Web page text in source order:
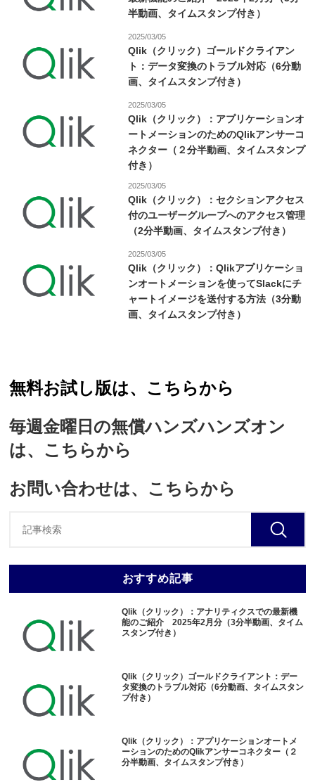
半動画、タイムスタンプ付き）
2025/03/05
Qlik（クリック）ゴールドクライアン
ト：データ変換のトラブル対応（6分動
画、タイムスタンプ付き）
2025/03/05
Qlik（クリック）：アプリケーションオ
ートメーションのためのQlikアンサーコ
ネクター（２分半動画、タイムスタンプ
付き）
2025/03/05
Qlik（クリック）：セクションアクセス
付のユーザーグループへのアクセス管理
（2分半動画、タイムスタンプ付き）
2025/03/05
Qlik（クリック）：Qlikアプリケーショ
ンオートメーションを使ってSlackにチ
ャートイメージを送付する方法（3分動
画、タイムスタンプ付き）
無料お試し版は、こちらから
毎週金曜日の無償ハンズハンズオン
は、こちらから
お問い合わせは、こちらから
おすすめ記事
Qlik（クリック）：アナリティクスでの最新機
能のご紹介 2025年2月分（3分半動画、タイム
スタンプ付き）
Qlik（クリック）ゴールドクライアント：デー
タ変換のトラブル対応（6分動画、タイムスタン
プ付き）
Qlik（クリック）：アプリケーションオートメ
ーションのためのQlikアンサーコネクター（２
分半動画、タイムスタンプ付き）